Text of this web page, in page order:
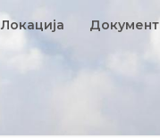
Локација